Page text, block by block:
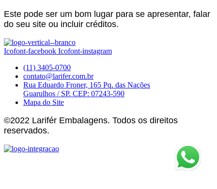
Este pode ser um bom lugar para se apresentar, falar
do seu site ou incluir créditos.
Icofont-facebook Icofont-instagram
(11) 3405-0700
contato@larifer.com.br
Rua Eduardo Froner, 165 Pq. das Nações
Guarulhos / SP. CEP: 07243-590
Mapa do Site
©2022 Larifér Embalagens. Todos os direitos
reservados.